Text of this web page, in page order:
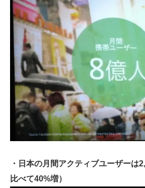
・日本の月間アクティブユーザーは
比べて40%増）